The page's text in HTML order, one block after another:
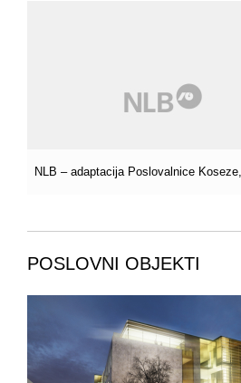
NLB – adaptacija Poslovalnice
POSLOVNI OBJEKTI